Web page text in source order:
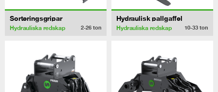
Sorteringsgripar
Hydrauliska redskap 2-26 ton
Hydraulisk pallgaffel
Hydrauliska redskap 10-33 ton